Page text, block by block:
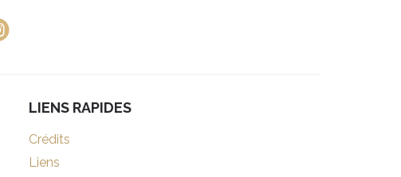
LIENS RAPIDES
Crédits
Liens